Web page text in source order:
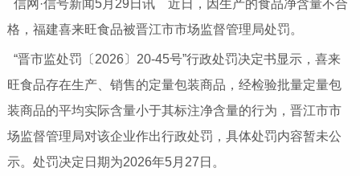
信网·信号新闻5月29日讯 近日，因生产的食品净含量不合
格，福建喜来旺食品被晋江市市场监督管理局处罚。
“晋市监处罚〔2026〕20-45号”行政处罚决定书显示，喜来
旺食品存在生产、销售的定量包装商品，经检验批量定量包
装商品的平均实际含量小于其标注净含量的行为，晋江市市
场监督管理局对该企业作出行政处罚，具体处罚内容暂未公
示。处罚决定日期为2026年5月27日。